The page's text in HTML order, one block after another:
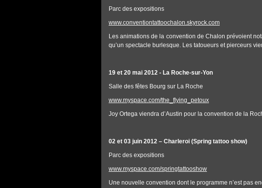
Parc des expositions
www.conventiontattoochalon.skyrock.com
Les animations de la convention de Chalon prévoient
qu’un spectacle burlesque. Les tatoueurs et pierceurs
19 et 20 mai 2012 - La Roche-sur-Yon
Salle des fêtes Bourg sur La Roche
www.myspace.com/the_flying_petoux
Joy Ortega viendra d’Austin pour la convention de la
02 et 03 juin 2012 – Charleroi (Spring tattoo show)
Parc des expositions
www.myspace.com/springtattooshow
Une nouvelle convention dont le programme n’est pas